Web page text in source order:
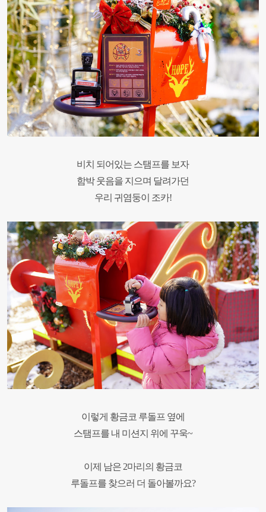
비치 되어있는 스탬프를 보자
함박 웃음을 지으며 달려가던
우리 귀염둥이 조카!
이렇게 황금코 루돌프 옆에
스탬프를 내 미션지 위에 꾸욱~
이제 남은 2마리의 황금코
루돌프를 찾으러 더 돌아볼까요?